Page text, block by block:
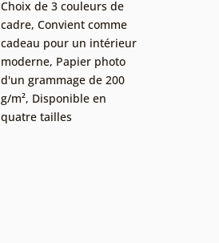
Choix de 3 couleurs de
cadre, Convient comme
cadeau pour un intérieur
moderne, Papier photo
d'un grammage de 200
g/m², Disponible en
quatre tailles